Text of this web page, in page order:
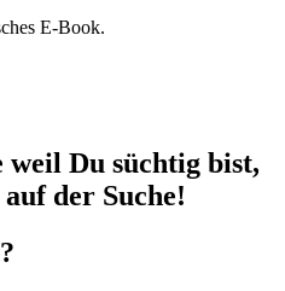
E-Book.
weil Du süchtig bist,
der Suche!